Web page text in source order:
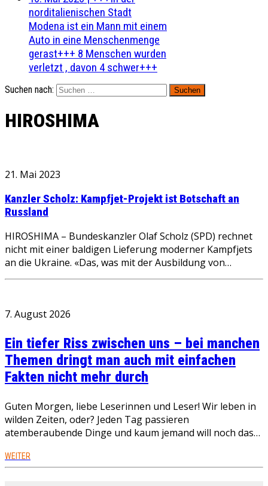
norditalienischen Stadt
Modena ist ein Mann mit einem
Auto in eine Menschenmenge
gerast+++ 8 Menschen wurden
verletzt , davon 4 schwer+++
Suchen nach:
HIROSHIMA
21. Mai 2023
Kanzler Scholz: Kampfjet-Projekt ist Botschaft an
Russland
HIROSHIMA – Bundeskanzler Olaf Scholz (SPD) rechnet
nicht mit einer baldigen Lieferung moderner Kampfjets
an die Ukraine. «Das, was mit der Ausbildung von…
7. August 2026
Ein tiefer Riss zwischen uns – bei manchen
Themen dringt man auch mit einfachen
Fakten nicht mehr durch
Guten Morgen, liebe Leserinnen und Leser! Wir leben in
wilden Zeiten, oder? Jeden Tag passieren
atemberaubende Dinge und kaum jemand will noch das…
WEITER